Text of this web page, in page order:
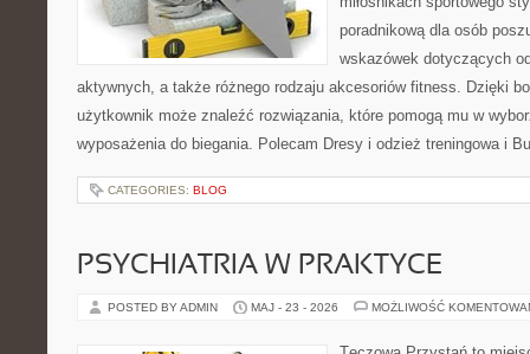
poradnikową dla osób
wskazówek dotyczących
aktywnych, a także różnego rodzaju akcesoriów fitness. Dzięki
użytkownik może znaleźć rozwiązania, które pomogą mu w
wyposażenia do biegania. Polecam Dresy i odzież treningowa i
CATEGORIES: BLOG
PSYCHIATRIA W PRAKTYCE
POSTED BY ADMIN MAJ - 23 - 2026 MOŻLIWOŚĆ